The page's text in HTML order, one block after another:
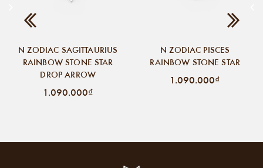
N ZODIAC SAGITTAURIUS
RAINBOW STONE STAR
DROP ARROW
1.090.000₫
N ZODIAC PISCES
RAINBOW STONE STAR
1.090.000₫